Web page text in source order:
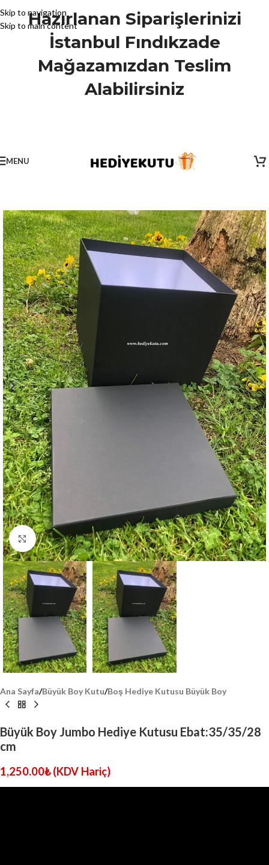
Skip to navigation
Skip to main content
Hazırlanan Siparişlerinizi
İstanbul Fındıkzade
Mağazamızdan Teslim
Alabilirsiniz
MENU
Click to enlarge
Ana Sayfa/Büyük Boy Kutu/Boş Hediye Kutusu Büyük Boy
Büyük Boy Jumbo Hediye Kutusu Ebat:35/35/28
cm
1,250.00₺ (KDV Hariç)